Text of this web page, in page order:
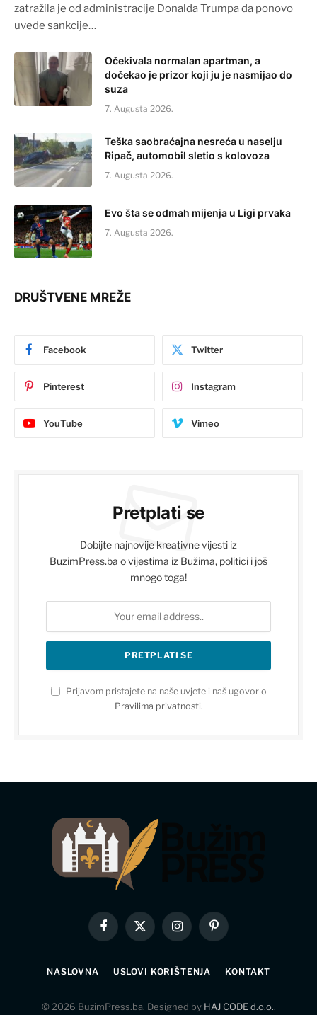
zatražila je od administracije Donalda Trumpa da ponovo
uvede sankcije…
Očekivala normalan apartman, a
dočekao je prizor koji ju je nasmijao do
suza
7. Augusta 2026.
Teška saobraćajna nesreća u naselju
Ripač, automobil sletio s kolovoza
7. Augusta 2026.
Evo šta se odmah mijenja u Ligi prvaka
7. Augusta 2026.
DRUŠTVENE MREŽE
Facebook Twitter
Pinterest Instagram
YouTube Vimeo
Pretplati se
Dobijte najnovije kreativne vijesti iz
BuzimPress.ba o vijestima iz Bužima, politici i još
mnogo toga!
Prijavom pristajete na naše uvjete i naš ugovor o
Pravilima privatnosti.
Facebook
X
(Twitter)
InstagramPinterest
NASLOVNA USLOVI KORIŠTENJA KONTAKT
© 2026 BuzimPress.ba. Designed by HAJ CODE d.o.o..